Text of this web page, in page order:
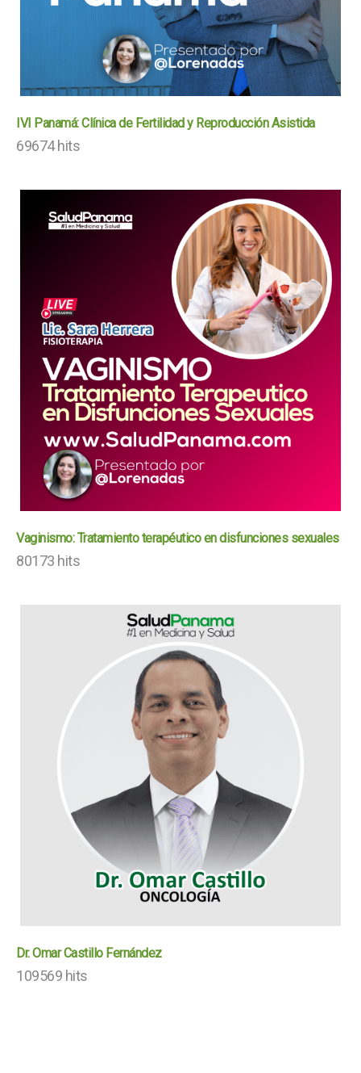
IVI Panamá: Clínica de Fertilidad y Reproducción Asistida
69674 hits
Vaginismo: Tratamiento terapéutico en disfunciones sexuales
80173 hits
Dr. Omar Castillo Fernández
109569 hits